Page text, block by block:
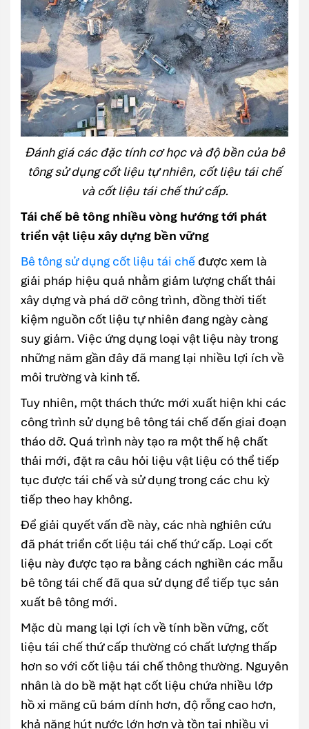
Đánh giá các đặc tính cơ học và độ bền của bê
tông sử dụng cốt liệu tự nhiên, cốt liệu tái chế
và cốt liệu tái chế thứ cấp.
Tái chế bê tông nhiều vòng hướng tới phát
triển vật liệu xây dựng bền vững
Bê tông sử dụng cốt liệu tái chế được xem là
giải pháp hiệu quả nhằm giảm lượng chất thải
xây dựng và phá dỡ công trình, đồng thời tiết
kiệm nguồn cốt liệu tự nhiên đang ngày càng
suy giảm. Việc ứng dụng loại vật liệu này trong
những năm gần đây đã mang lại nhiều lợi ích về
môi trường và kinh tế.
Tuy nhiên, một thách thức mới xuất hiện khi các
công trình sử dụng bê tông tái chế đến giai đoạn
tháo dỡ. Quá trình này tạo ra một thế hệ chất
thải mới, đặt ra câu hỏi liệu vật liệu có thể tiếp
tục được tái chế và sử dụng trong các chu kỳ
tiếp theo hay không.
Để giải quyết vấn đề này, các nhà nghiên cứu
đã phát triển cốt liệu tái chế thứ cấp. Loại cốt
liệu này được tạo ra bằng cách nghiền các mẫu
bê tông tái chế đã qua sử dụng để tiếp tục sản
xuất bê tông mới.
Mặc dù mang lại lợi ích về tính bền vững, cốt
liệu tái chế thứ cấp thường có chất lượng thấp
hơn so với cốt liệu tái chế thông thường. Nguyên
nhân là do bề mặt hạt cốt liệu chứa nhiều lớp
hồ xi măng cũ bám dính hơn, độ rỗng cao hơn,
khả năng hút nước lớn hơn và tồn tại nhiều vi